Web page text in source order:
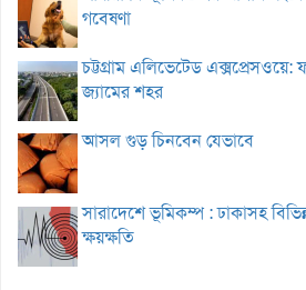
গবেষণা
চট্টগ্রাম এলিভেটেড
জ্যামের শহর
আসল গুড় চিনবেন যেভাবে
সারাদেশে ভূমিকম্প : ঢাকাসহ
ক্ষয়ক্ষতি